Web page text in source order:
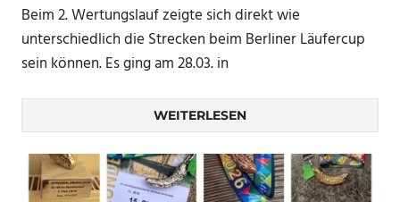
Beim 2. Wertungslauf zeigte sich direkt wie
unterschiedlich die Strecken beim Berliner Läufercup
sein können. Es ging am 28.03. in
WEITERLESEN